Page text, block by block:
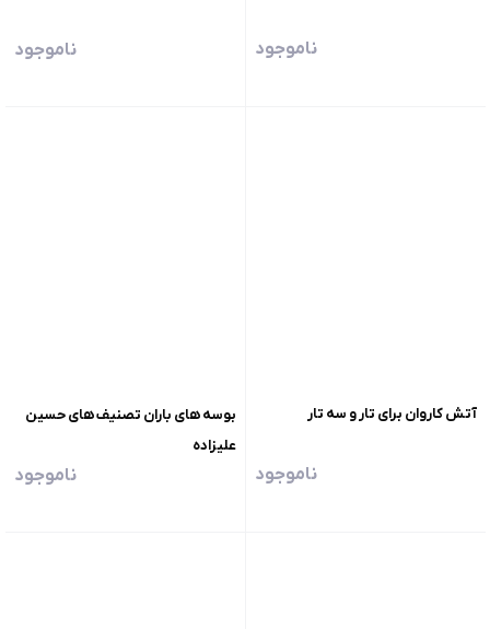
ناموجود ناموجود
آتش کاروان برای تار و سه تار
ناموجود
بوسه های باران تصنیف های حسین
علیزاده
ناموجود